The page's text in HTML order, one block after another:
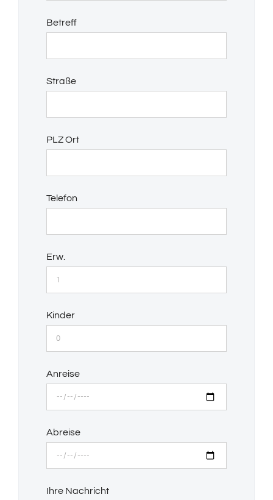
Betreff
Straße
PLZ Ort
Telefon
Erw.
Kinder
Anreise
Abreise
Ihre Nachricht